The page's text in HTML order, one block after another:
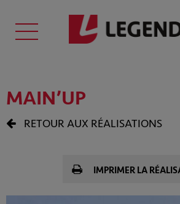
MAIN’UP
RETOUR AUX RÉALISATIONS
IMPRIMER LA